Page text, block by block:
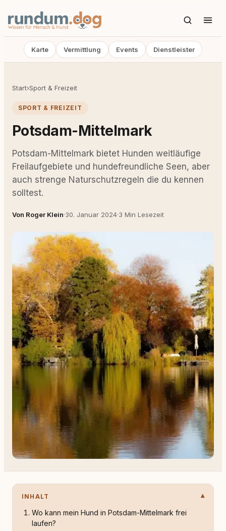
Karte Vermittlung Events Dienstleister
Start›Sport & Freizeit
SPORT & FREIZEIT
Potsdam-Mittelmark
Potsdam-Mittelmark bietet Hunden weitläufige
Freilaufgebiete und hundefreundliche Seen, aber
auch strenge Naturschutzregeln die du kennen
solltest.
Von Roger Klein·30. Januar 2024·3 Min Lesezeit
INHALT
Wo kann mein Hund in Potsdam-Mittelmark frei
laufen?